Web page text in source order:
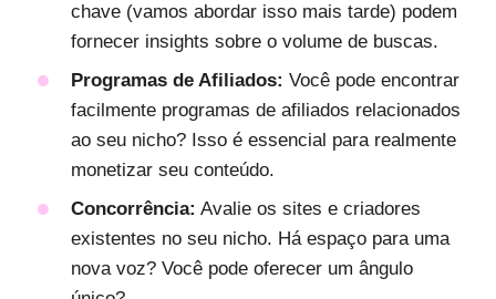
chave (vamos abordar isso mais tarde) podem
fornecer insights sobre o volume de buscas.
Programas de Afiliados: Você pode encontrar
facilmente programas de afiliados relacionados
ao seu nicho? Isso é essencial para realmente
monetizar seu conteúdo.
Concorrência: Avalie os sites e criadores
existentes no seu nicho. Há espaço para uma
nova voz? Você pode oferecer um ângulo